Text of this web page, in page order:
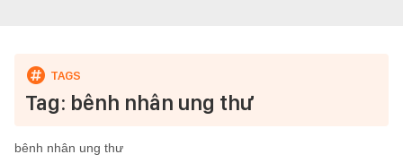
Tag: bênh nhân ung thư
bênh nhân ung thư